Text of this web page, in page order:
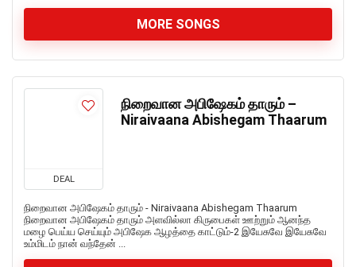
MORE SONGS
DEAL
நிறைவான அபிஷேகம் தாரும் –
Niraivaana Abishegam Thaarum
நிறைவான அபிஷேகம் தாரும் - Niraivaana Abishegam Thaarum
நிறைவான அபிஷேகம் தாரும் அளவில்லா கிருபைகள் ஊற்றும் ஆனந்த
மழை பெய்ய செய்யும் அபிஷேக ஆழத்தை காட்டும்-2 இயேசுவே இயேசுவே
உம்மிடம் நான் வந்தேன் ...